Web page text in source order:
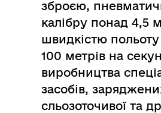
зброєю,
калібру понад 4,5
швидкістю
100 метрів на
виробництва
засобів,
сльозоточивої та